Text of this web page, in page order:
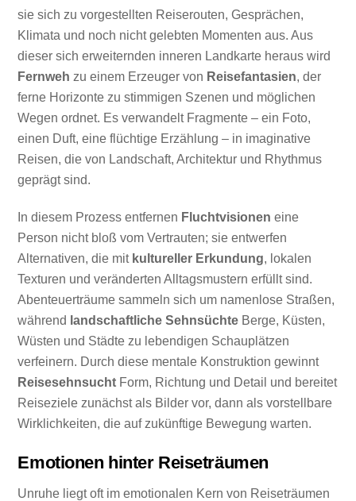
sie sich zu vorgestellten Reiserouten, Gesprächen,
Klimata und noch nicht gelebten Momenten aus. Aus
dieser sich erweiternden inneren Landkarte heraus wird
Fernweh zu einem Erzeuger von Reisefantasien, der
ferne Horizonte zu stimmigen Szenen und möglichen
Wegen ordnet. Es verwandelt Fragmente – ein Foto,
einen Duft, eine flüchtige Erzählung – in imaginative
Reisen, die von Landschaft, Architektur und Rhythmus
geprägt sind.
In diesem Prozess entfernen Fluchtvisionen eine
Person nicht bloß vom Vertrauten; sie entwerfen
Alternativen, die mit kultureller Erkundung, lokalen
Texturen und veränderten Alltagsmustern erfüllt sind.
Abenteuerträume sammeln sich um namenlose Straßen,
während landschaftliche Sehnsüchte Berge, Küsten,
Wüsten und Städte zu lebendigen Schauplätzen
verfeinern. Durch diese mentale Konstruktion gewinnt
Reisesehnsucht Form, Richtung und Detail und bereitet
Reiseziele zunächst als Bilder vor, dann als vorstellbare
Wirklichkeiten, die auf zukünftige Bewegung warten.
Emotionen hinter Reiseträumen
Unruhe liegt oft im emotionalen Kern von Reiseträumen